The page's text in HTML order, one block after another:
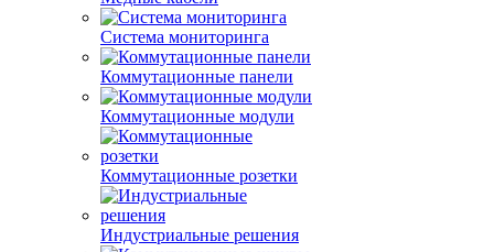
Система мониторинга
Коммутационные панели
Коммутационные модули
Коммутационные розетки
Индустриальные решения